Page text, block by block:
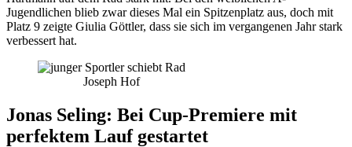
Jugendlichen blieb zwar dieses Mal ein Spitzenplatz aus, doch mit
Platz 9 zeigte Giulia Göttler, dass sie sich im vergangenen Jahr stark
verbessert hat.
Joseph Hof
Jonas Seling: Bei Cup-Premiere mit
perfektem Lauf gestartet